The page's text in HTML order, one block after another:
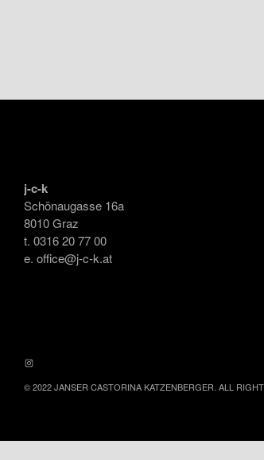
j-c-k
Schönaugasse 16a
8010 Graz
t. 0316 20 77 00
e. office@j-c-k.at
INSTAGRAM
© 2022 JANSER CASTORINA KATZENBERGER. ALL